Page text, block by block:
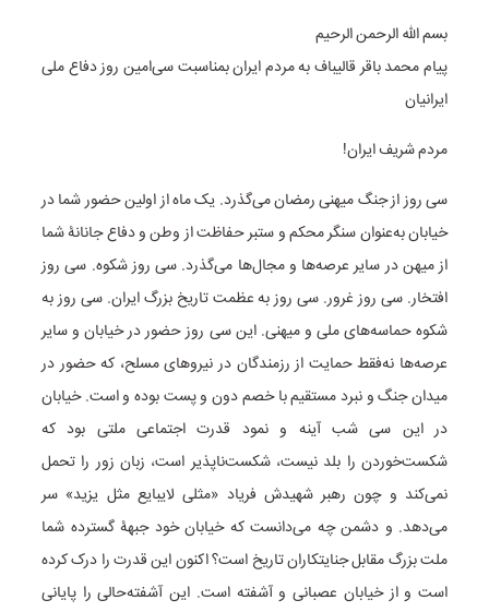
بسم الله الرحمن الرحیم
پیام محمد باقر قالیباف به مردم ایران بمناسبت سی‌امین روز دفاع ملی
ایرانیان
مردم شریف ایران!
سی روز از جنگ میهنی رمضان می‌گذرد. یک ماه از اولین حضور شما در
خیابان به‌عنوان سنگر محکم و ستبر حفاظت از وطن و دفاع جانانۀ شما
از میهن در سایر عرصه‌ها و مجال‌ها می‌گذرد. سی روز شکوه. سی روز
افتخار. سی روز غرور. سی روز به عظمت تاریخ بزرگ ایران. سی روز به
شکوه حماسه‌های ملی و میهنی. این سی روز حضور در خیابان و سایر
عرصه‌ها نه‌فقط حمایت از رزمندگان در نیروهای مسلح، که حضور در
میدان جنگ و نبرد مستقیم با خصم دون و پست بوده و است. خیابان
در این سی شب آینه و نمود قدرت اجتماعی ملتی بود که
شکست‌خوردن را بلد نیست، شکست‌ناپذیر است، زبان زور را تحمل
نمی‌کند و چون رهبر شهیدش فریاد «مثلی لایبایع مثل یزید» سر
می‌دهد. و دشمن چه می‌دانست که خیابان خود جبهۀ گسترده شما
ملت بزرگ مقابل جنایتکاران تاریخ است؟ اکنون این قدرت را درک کرده
است و از خیابان عصبانی و آشفته است. این آشفته‌حالی را پایانی